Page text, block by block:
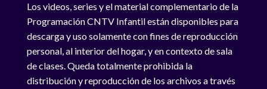
Los videos, series y el material complementario de la
Programación CNTV Infantil están disponibles para
descarga y uso solamente con fines de reproducción
personal, al interior del hogar, y en contexto de sala
de clases. Queda totalmente prohibida la
distribución y reproducción de los archivos a través